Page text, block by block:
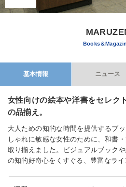
Books＆
基本情報 ニュース
女性向けの絵本や洋書をセレク
の品揃え。
大人ための知的な時間を提供するブ
しゃれに敏感な女性のために、和書
取り揃えました。ビジュアルブック
の知的好奇心をくすぐる、豊富なライ